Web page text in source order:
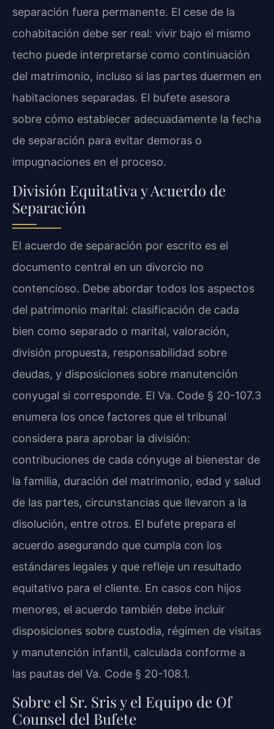
separación fuera permanente. El cese de la
cohabitación debe ser real: vivir bajo el mismo
techo puede interpretarse como continuación
del matrimonio, incluso si las partes duermen en
habitaciones separadas. El bufete asesora
sobre cómo establecer adecuadamente la fecha
de separación para evitar demoras o
impugnaciones en el proceso.
División Equitativa y Acuerdo de
Separación
El acuerdo de separación por escrito es el
documento central en un divorcio no
contencioso. Debe abordar todos los aspectos
del patrimonio marital: clasificación de cada
bien como separado o marital, valoración,
división propuesta, responsabilidad sobre
deudas, y disposiciones sobre manutención
conyugal si corresponde. El Va. Code § 20-107.3
enumera los once factores que el tribunal
considera para aprobar la división:
contribuciones de cada cónyuge al bienestar de
la familia, duración del matrimonio, edad y salud
de las partes, circunstancias que llevaron a la
disolución, entre otros. El bufete prepara el
acuerdo asegurando que cumpla con los
estándares legales y que refleje un resultado
equitativo para el cliente. En casos con hijos
menores, el acuerdo también debe incluir
disposiciones sobre custodia, régimen de visitas
y manutención infantil, calculada conforme a
las pautas del Va. Code § 20-108.1.
Sobre el Sr. Sris y el Equipo de Of
Counsel del Bufete